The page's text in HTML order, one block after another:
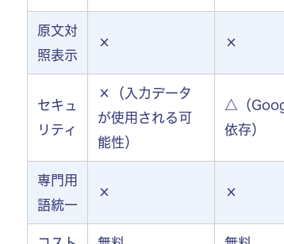
原文対
照表示
× ×
セキュ
リティ
×（入力データ
が使用される可
能性）
△（
依存）
専門用
語統一
× ×